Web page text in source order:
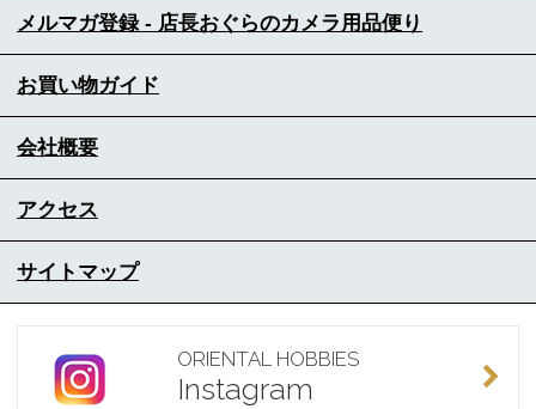
メルマガ登録 - 店長おぐらのカメラ用品便り
お買い物ガイド
会社概要
アクセス
サイトマップ
ORIENTAL HOBBIES
Instagram